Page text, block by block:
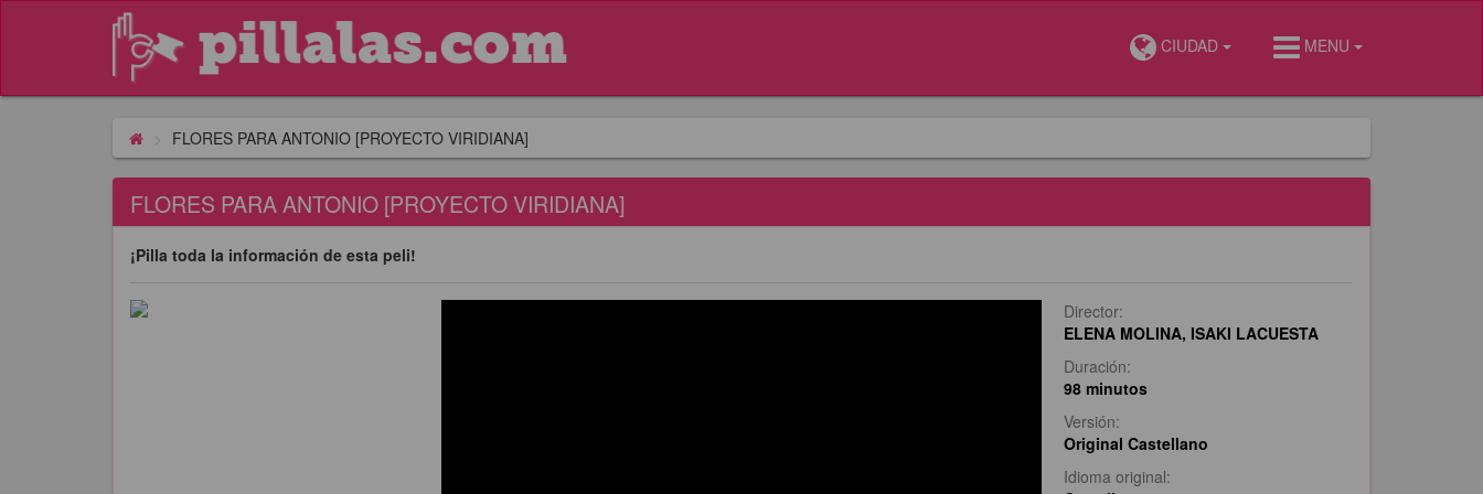
CIUDAD MENU
FLORES PARA ANTONIO [PROYECTO VIRIDIANA]
FLORES PARA ANTONIO [PROYECTO VIRIDIANA]
¡Pilla toda la información de esta peli!
Director:
ELENA MOLINA, ISAKI LACUESTA
Duración:
98 minutos
Versión:
Original Castellano
Idioma original: